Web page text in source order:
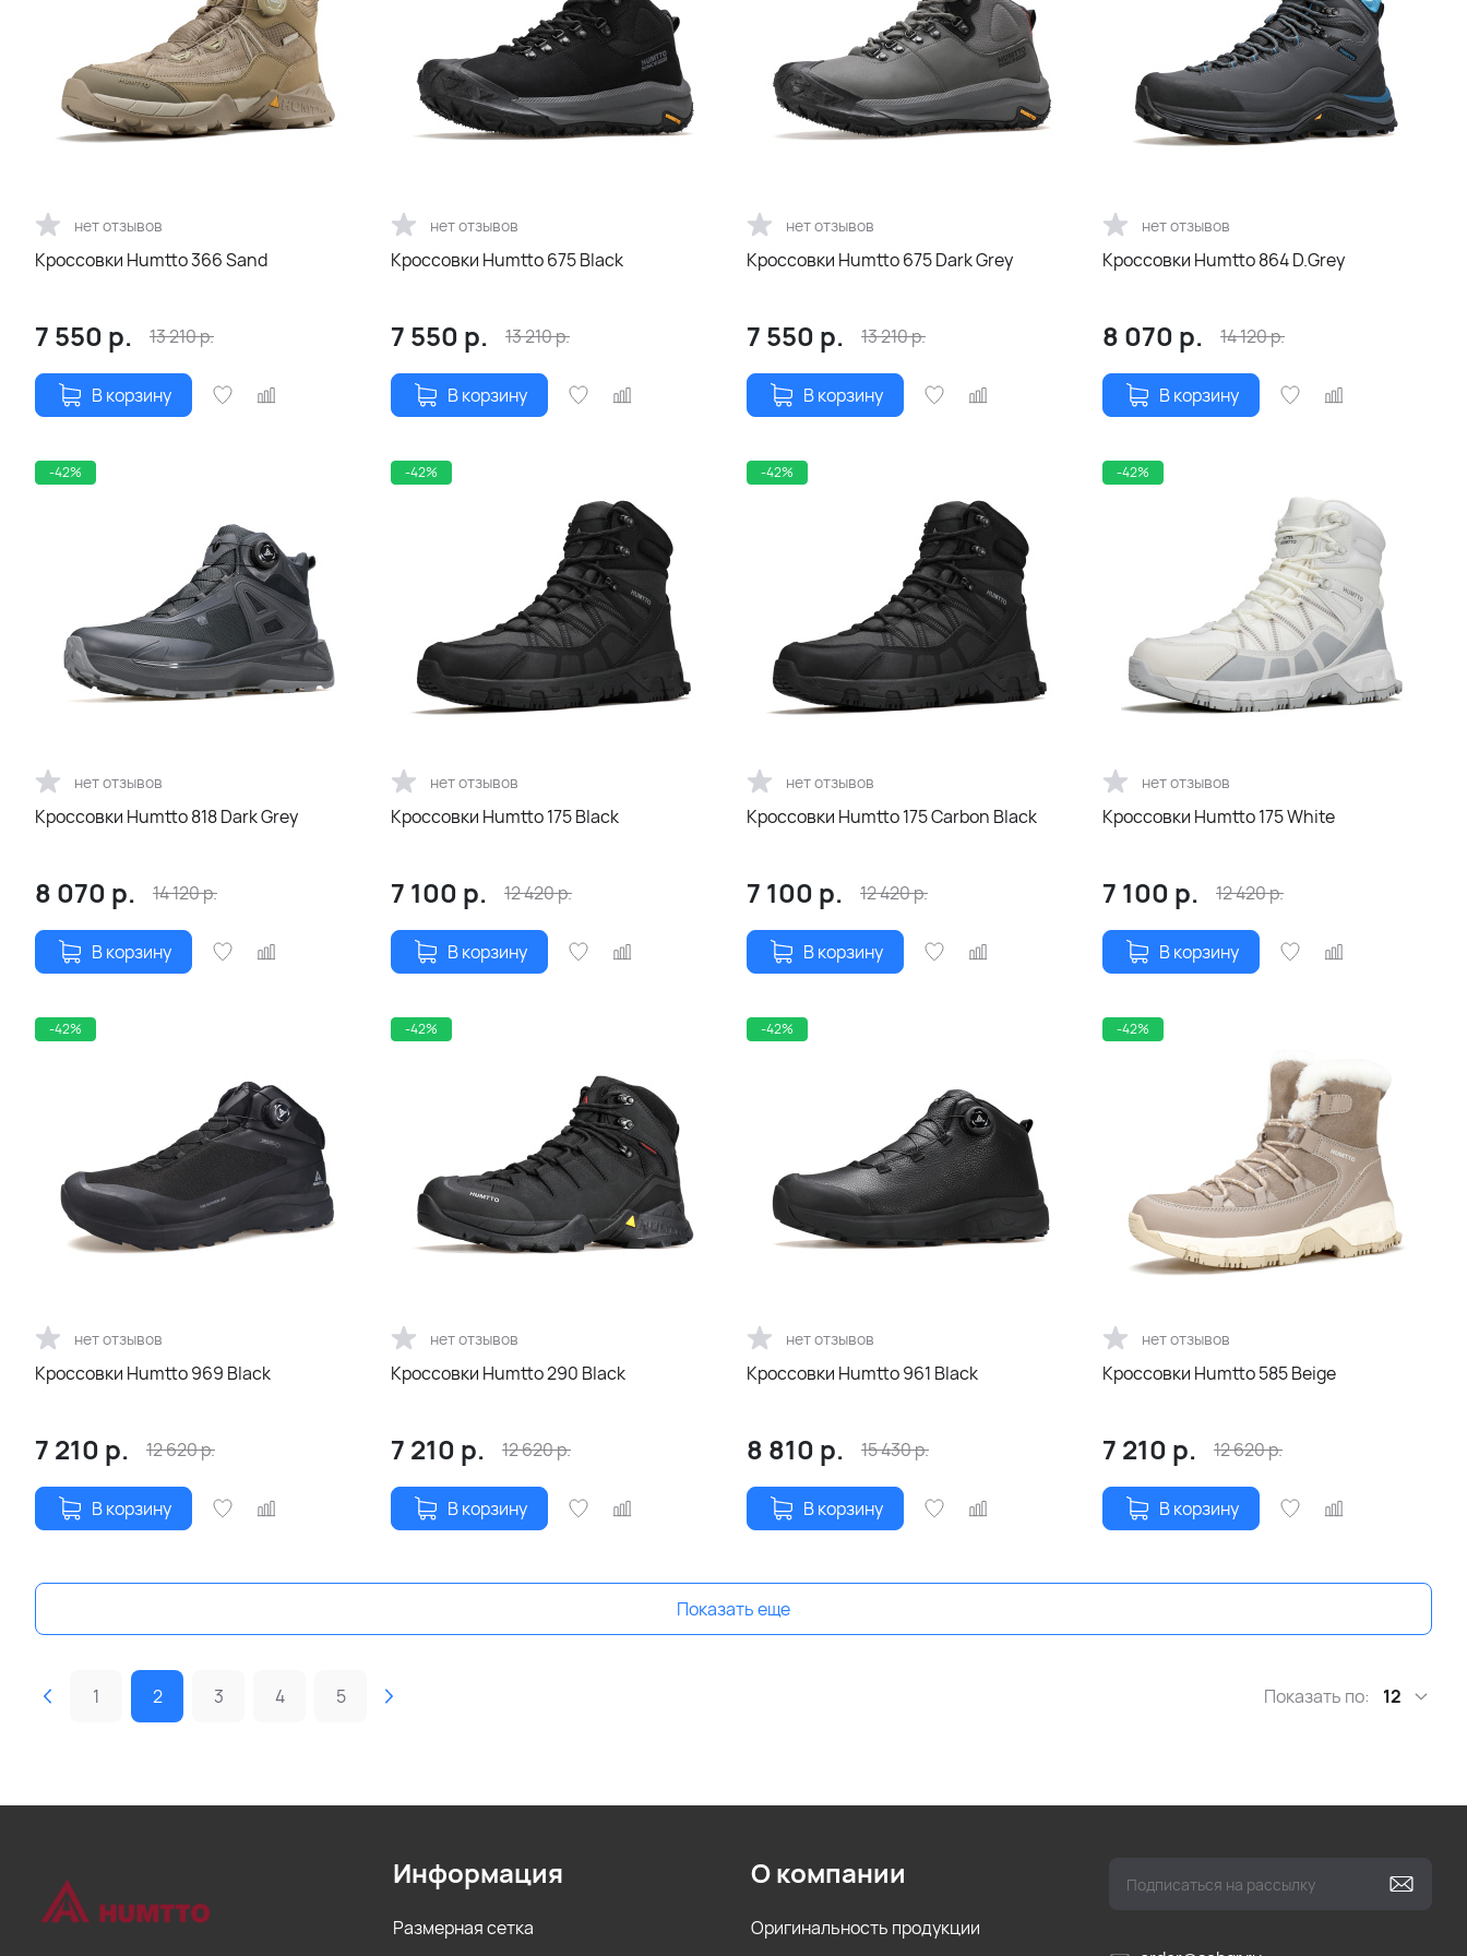
нет отзывов
Кроссовки Humtto 366 Sand
7 550 р. 13 210р.
В корзину
нет отзывов
Кроссовки Humtto 675 Black
7 550 р. 13 210р.
В корзину
нет отзывов
Кроссовки Humtto 675 Dark Grey
7 550 р. 13 210р.
В корзину
нет отзывов
Кроссовки Humtto 864 D.Grey
8 070 р. 14 120р.
В корзину
-42%
нет отзывов
Кроссовки Humtto 818 Dark Grey
8 070 р. 14 120р.
В корзину
-42%
нет отзывов
Кроссовки Humtto 175 Black
7 100 р. 12 420р.
В корзину
-42%
нет отзывов
Кроссовки Humtto 175 Carbon Black
7 100 р. 12 420р.
В корзину
-42%
нет отзывов
Кроссовки Humtto 175 White
7 100 р. 12 420р.
В корзину
-42%
нет отзывов
Кроссовки Humtto 969 Black
7 210 р. 12 620р.
В корзину
-42%
нет отзывов
Кроссовки Humtto 290 Black
7 210 р. 12 620р.
В корзину
-42%
нет отзывов
Кроссовки Humtto 961 Black
8 810 р. 15 430р.
В корзину
-42%
нет отзывов
Кроссовки Humtto 585 Beige
7 210 р. 12 620р.
В корзину
Показать еще
1 2 3 4 5 Показать по: 12
Информация
Размерная сетка
О компании
Оригинальность продукции